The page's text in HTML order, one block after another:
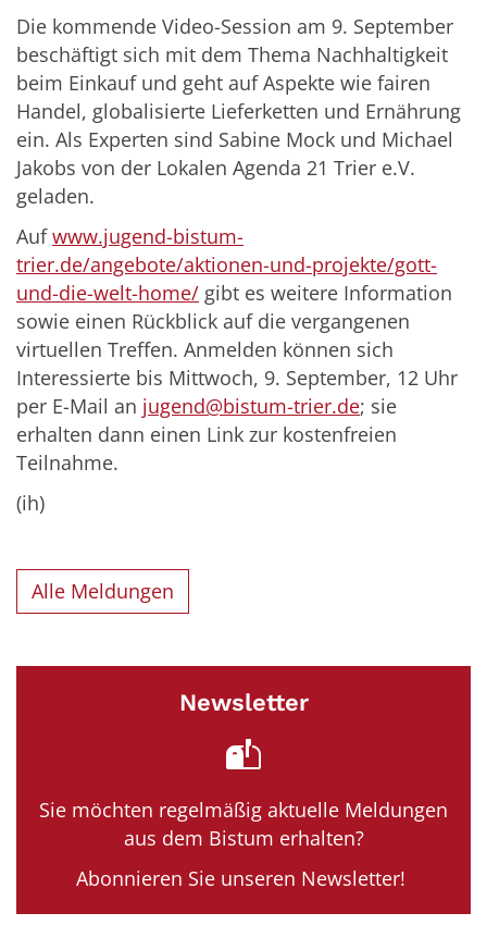
Die kommende Video-Session am 9. September
beschäftigt sich mit dem Thema Nachhaltigkeit
beim Einkauf und geht auf Aspekte wie fairen
Handel, globalisierte Lieferketten und Ernährung
ein. Als Experten sind Sabine Mock und Michael
Jakobs von der Lokalen Agenda 21 Trier e.V.
geladen.
Aufwww.jugend-bistum-
trier.de/angebote/aktionen-und-projekte/gott-
und-die-welt-home/ gibt es weitere Information
sowie einen Rückblick auf die vergangenen
virtuellen Treffen. Anmelden können sich
Interessierte bis Mittwoch, 9. September, 12 Uhr
per E-Mail an jugend@bistum-trier.de; sie
erhalten dann einen Link zur kostenfreien
Teilnahme.
(ih)
Alle Meldungen
Newsletter
Sie möchten regelmäßig aktuelle Meldungen
aus dem Bistum erhalten?
Abonnieren Sie unseren Newsletter!